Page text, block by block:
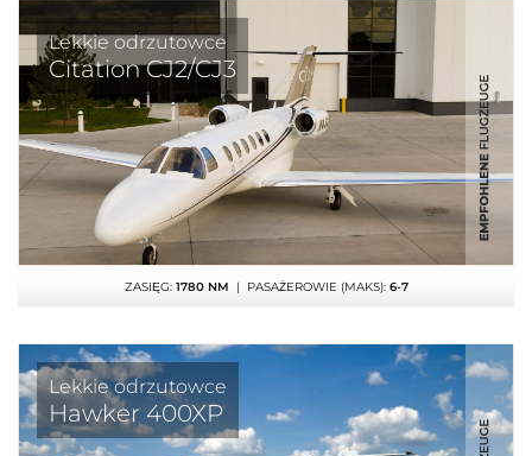
Lekkie odrzutowce
Citation CJ2/CJ3
ZASIĘG: 1780 NM | PASAŻEROWIE (MAKS): 6-7
Lekkie odrzutowce
Hawker 400XP